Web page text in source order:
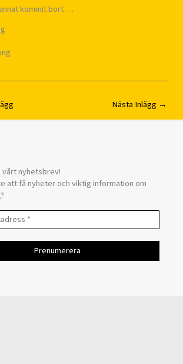
kommit bort….
Nästa Inlägg →
vårt nyhetsbrev!
att få nyheter och viktig information om